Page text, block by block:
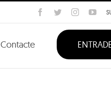
Facebook
TwitterInstagram
Contacte